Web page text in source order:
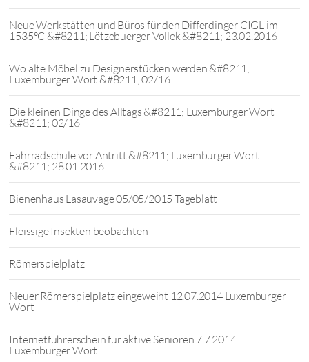
Neue Werkstätten und Büros für den Differdinger CIGL im
1535°C &#8211; Lëtzebuerger Vollek &#8211; 23.02.2016
Wo alte Möbel zu Designerstücken werden &#8211;
Luxemburger Wort &#8211; 02/16
Die kleinen Dinge des Alltags &#8211; Luxemburger Wort
&#8211; 02/16
Fahrradschule vor Antritt &#8211; Luxemburger Wort
&#8211; 28.01.2016
Bienenhaus Lasauvage 05/05/2015 Tageblatt
Fleissige Insekten beobachten
Römerspielplatz
Neuer Römerspielplatz eingeweiht 12.07.2014 Luxemburger
Wort
Internetführerschein für aktive Senioren 7.7.2014
Luxemburger Wort